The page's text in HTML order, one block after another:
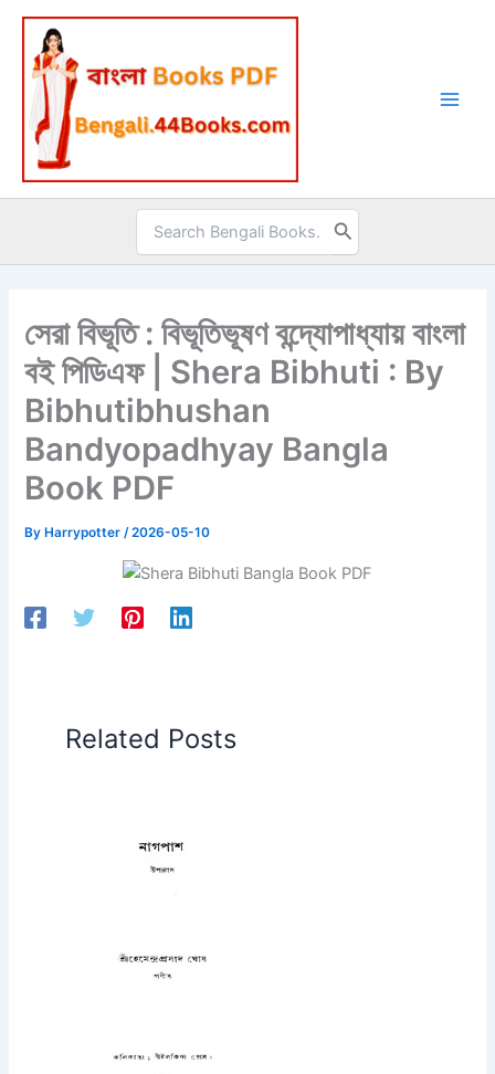
Skip
content
Search
for:
সেরা বিভূতি : বিভূতিভূষণ বন্দ্যোপাধ্যায় বাংলা
বই পিডিএফ | Shera Bibhuti : By
Bibhutibhushan
Bandyopadhyay Bangla
Book PDF
By Harrypotter/2026-05-10
Related Posts